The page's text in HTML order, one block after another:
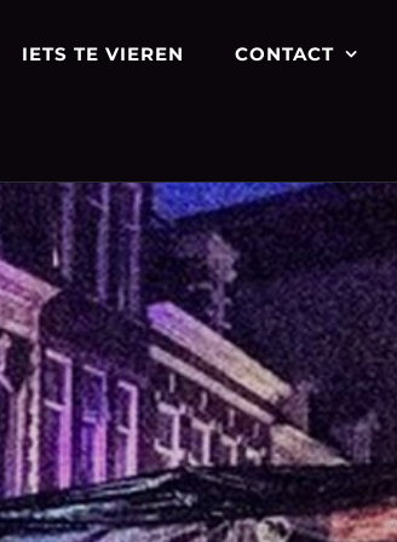
IETS TE VIEREN CONTACT